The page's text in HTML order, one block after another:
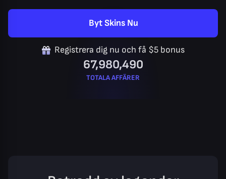
Byt Skins Nu
Registrera dig nu och få $5 bonus
67,980,490
TOTALA AFFÄRER